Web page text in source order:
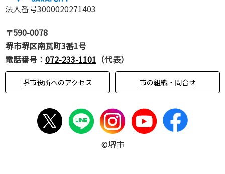
法人番号3000020271403
〒590-0078
堺市堺区南瓦町3番1号
電話番号： 072-233-1101 （代表）
堺市役所へのアクセス 市の組織・問合せ
©堺市